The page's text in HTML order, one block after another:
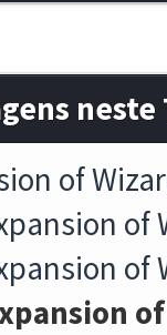
neste
of
of
of